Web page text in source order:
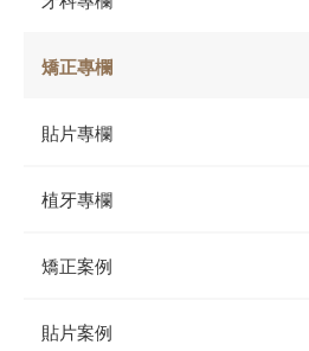
矯正專欄
貼片專欄
植牙專欄
矯正案例
貼片案例